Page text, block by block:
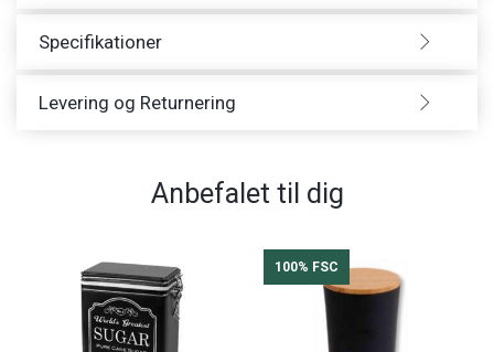
Specifikationer
Levering og Returnering
Anbefalet til dig
100% FSC